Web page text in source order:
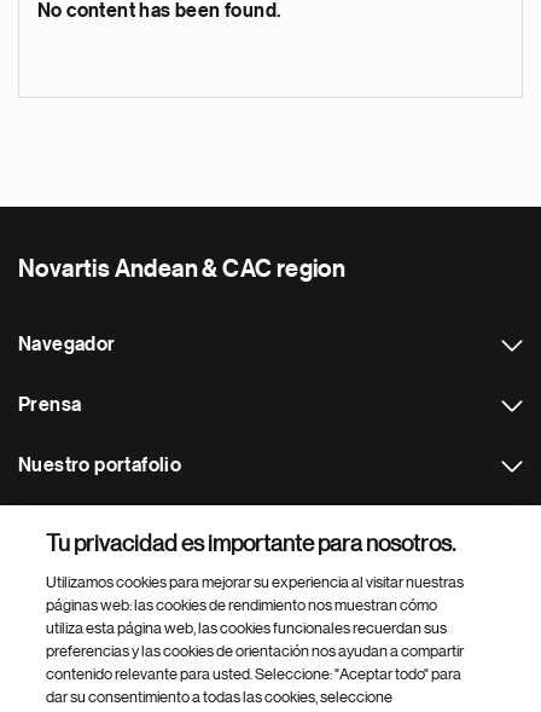
No content has been found.
Novartis Andean & CAC region
Navegador
Prensa
Nuestro portafolio
Footer Site Search
Tu privacidad es importante para nosotros.
Utilizamos cookies para mejorar su experiencia al visitar nuestras
páginas web: las cookies de rendimiento nos muestran cómo
utiliza esta página web, las cookies funcionales recuerdan sus
preferencias y las cookies de orientación nos ayudan a compartir
contenido relevante para usted. Seleccione: "Aceptar todo" para
dar su consentimiento a todas las cookies, seleccione